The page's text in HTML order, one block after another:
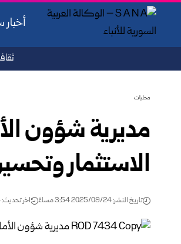
أخبار
محليات
مديرية شؤون
الاستثمار
تاريخ النشر: 2025/09/24 3:54 مساءً اخر تحديث: 2025/09/24 3:54 مساءً